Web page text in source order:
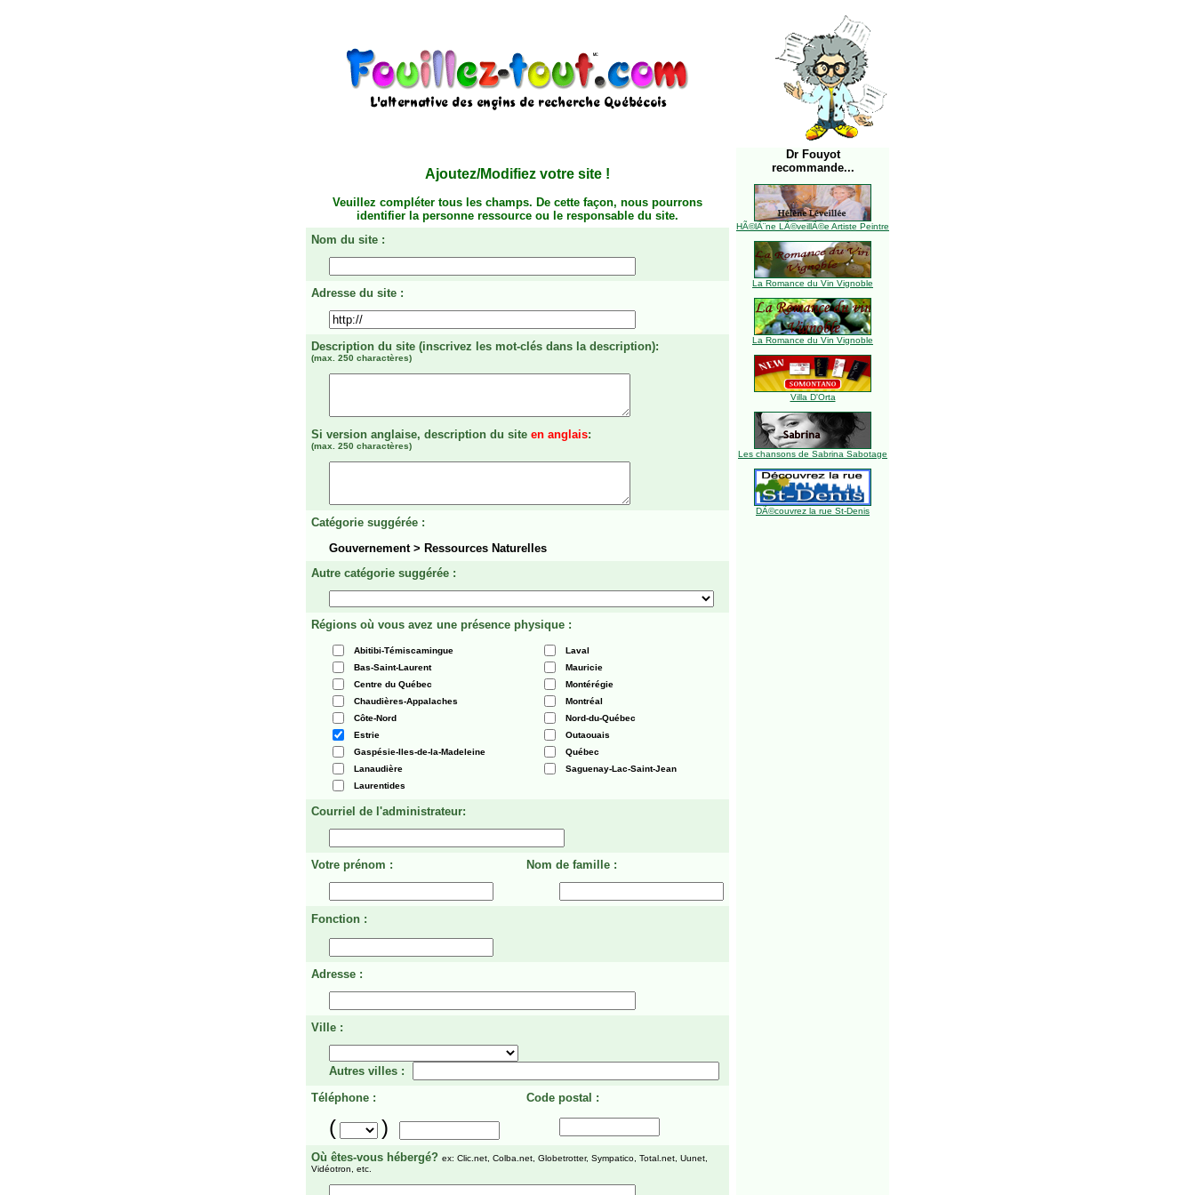
Ajoutez/Modifiez votre site !
Veuillez compléter tous les champs. De cette façon, nous pourrons
identifier la personne ressource ou le responsable du site.
Nom du site :
Adresse du site :
Description du site (inscrivez les mot-clés dans la description):
(max. 250 charactères)
Si version anglaise, description du site en anglais:
(max. 250 charactères)
Catégorie suggérée :
Gouvernement > Ressources Naturelles
Autre catégorie suggérée :
Régions où vous avez une présence physique :
Abitibi-Témiscamingue
Laval
Bas-Saint-Laurent
Mauricie
Centre du Québec
Montérégie
Chaudières-Appalaches
Montréal
Côte-Nord
Nord-du-Québec
Estrie
Outaouais
Gaspésie-Iles-de-la-Madeleine
Québec
Lanaudière
Saguenay-Lac-Saint-Jean
Laurentides
Courriel de l'administrateur:
Votre prénom : Nom de famille :
Fonction :
Adresse :
Ville :
Autres villes :
Téléphone :
Code postal :
( )
Où êtes-vous hébergé? ex: Clic.net, Colba.net, Globetrotter, Sympatico, Total.net, Uunet,
Vidéotron, etc.
Dr Fouyot
recommande...
HÃ©lÃ¨ne LÃ©veillÃ©e Artiste Peintre
La Romance du Vin Vignoble
La Romance du Vin Vignoble
Villa D'Orta
Les chansons de Sabrina Sabotage
DÃ©couvrez la rue St-Denis